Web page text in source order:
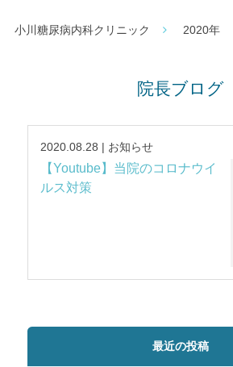
小川糖尿病内科クリニック 2020年
院長ブログ
2020.08.28 | お知らせ
【Youtube】当院のコロナウイ
ルス対策
最近の投稿